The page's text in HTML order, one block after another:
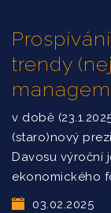
trendy
v době
(staro)nový
Davosu výroční
ekonomického
03.02.2025